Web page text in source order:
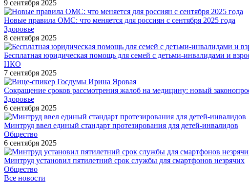
9 сентября 2025
Новые правила ОМС: что меняется для россиян с сентября 2025 года
Здоровье
8 сентября 2025
Бесплатная юридическая помощь для семей с детьми-инвалидами и
НКО
7 сентября 2025
Сокращение сроков рассмотрения жалоб на медицину: новый
Здоровье
6 сентября 2025
Минтруд ввел единый стандарт протезирования для детей-инвалидов
Общество
6 сентября 2025
Минтруд установил пятилетний срок службы для смартфонов незрячих
Общество
Все новости